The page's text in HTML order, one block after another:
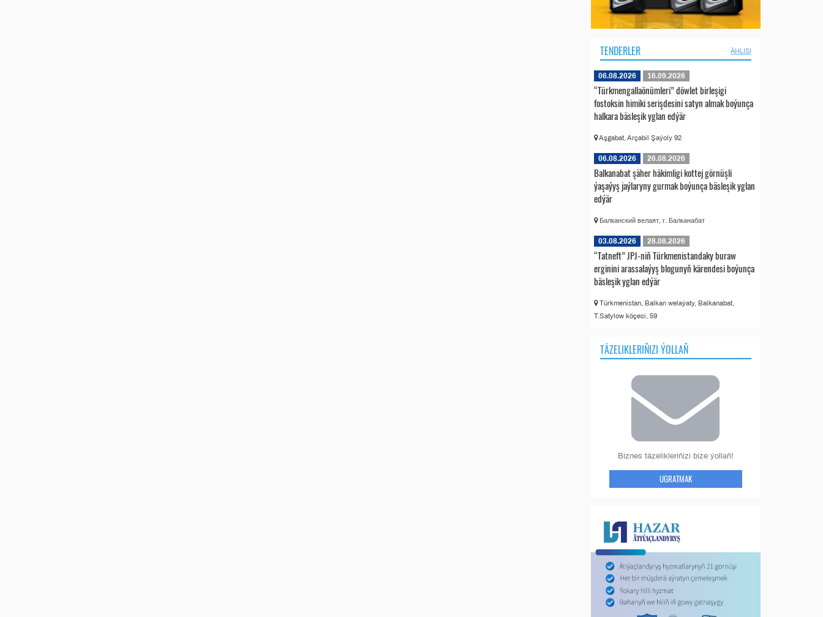
TENDERLER ÄHLISI
06.08.2026 16.09.2026
“Türkmengallaönümleri” döwlet birleşigi
fostoksin himiki serişdesini satyn almak boýunça
halkara bäsleşik yglan edýär
Aşgabat, Arçabil Şaýoly 92
06.08.2026 26.08.2026
Balkanabat şäher häkimligi kottej görnüşli
ýaşaýyş jaýlaryny gurmak boýunça bäsleşik yglan
edýär
Балканский велаят, г. Балканабат
03.08.2026 28.08.2026
“Tatneft” JPJ-niň Türkmenistandaky buraw
erginini arassalaýyş blogunyň kärendesi boýunça
bäsleşik yglan edýär
Türkmenistan, Balkan welaýaty, Balkanabat,
T.Satylow köçesi, 59
TÄZELIKLERIŇIZI ÝOLLAŇ
Biznes täzelikleriňizi bize ýollaň!
UGRATMAK